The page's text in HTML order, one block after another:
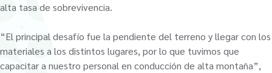
alta tasa de sobrevivencia.
“El principal desafío fue la pendiente del terreno y llegar con los
materiales a los distintos lugares, por lo que tuvimos que
capacitar a nuestro personal en conducción de alta montaña”,